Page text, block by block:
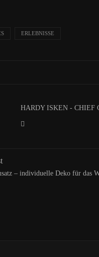
ERLEBNISSE
HARDY ISKEN - CHIEF
– individuelle Deko für das